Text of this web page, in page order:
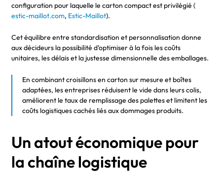
configuration pour laquelle le carton compact est privilégié (
estic-maillot.com, Estic-Maillot).
Cet équilibre entre standardisation et personnalisation donne
aux décideurs la possibilité d’optimiser à la fois les coûts
unitaires, les délais et la justesse dimensionnelle des emballages.
En combinant croisillons en carton sur mesure et boîtes
adaptées, les entreprises réduisent le vide dans leurs colis,
améliorent le taux de remplissage des palettes et limitent les
coûts logistiques cachés liés aux dommages produits.
Un atout économique pour
la chaîne logistique